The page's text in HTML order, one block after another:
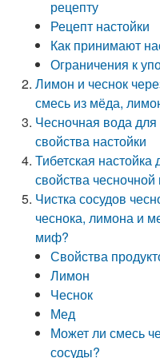
рецепту
Рецепт настойки
Как принимают
Ограничения к
Лимон и чеснок
смесь из мёда,
Чесночная вода
свойства настойки
Тибетская
свойства чесночной
Чистка сосудов
чеснока, лимона и
миф?
Свойства
Лимон
Чеснок
Мед
Может ли смесь
сосуды?